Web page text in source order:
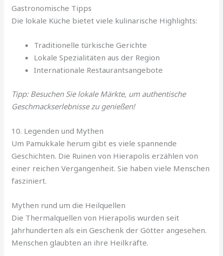
Gastronomische Tipps
Die lokale Küche bietet viele kulinarische Highlights:
Traditionelle türkische Gerichte
Lokale Spezialitäten aus der Region
Internationale Restaurantsangebote
Tipp: Besuchen Sie lokale Märkte, um authentische
Geschmackserlebnisse zu genießen!
10. Legenden und Mythen
Um Pamukkale herum gibt es viele spannende
Geschichten. Die Ruinen von Hierapolis erzählen von
einer reichen Vergangenheit. Sie haben viele Menschen
fasziniert.
Mythen rund um die Heilquellen
Die Thermalquellen von Hierapolis wurden seit
Jahrhunderten als ein Geschenk der Götter angesehen.
Menschen glaubten an ihre Heilkräfte.